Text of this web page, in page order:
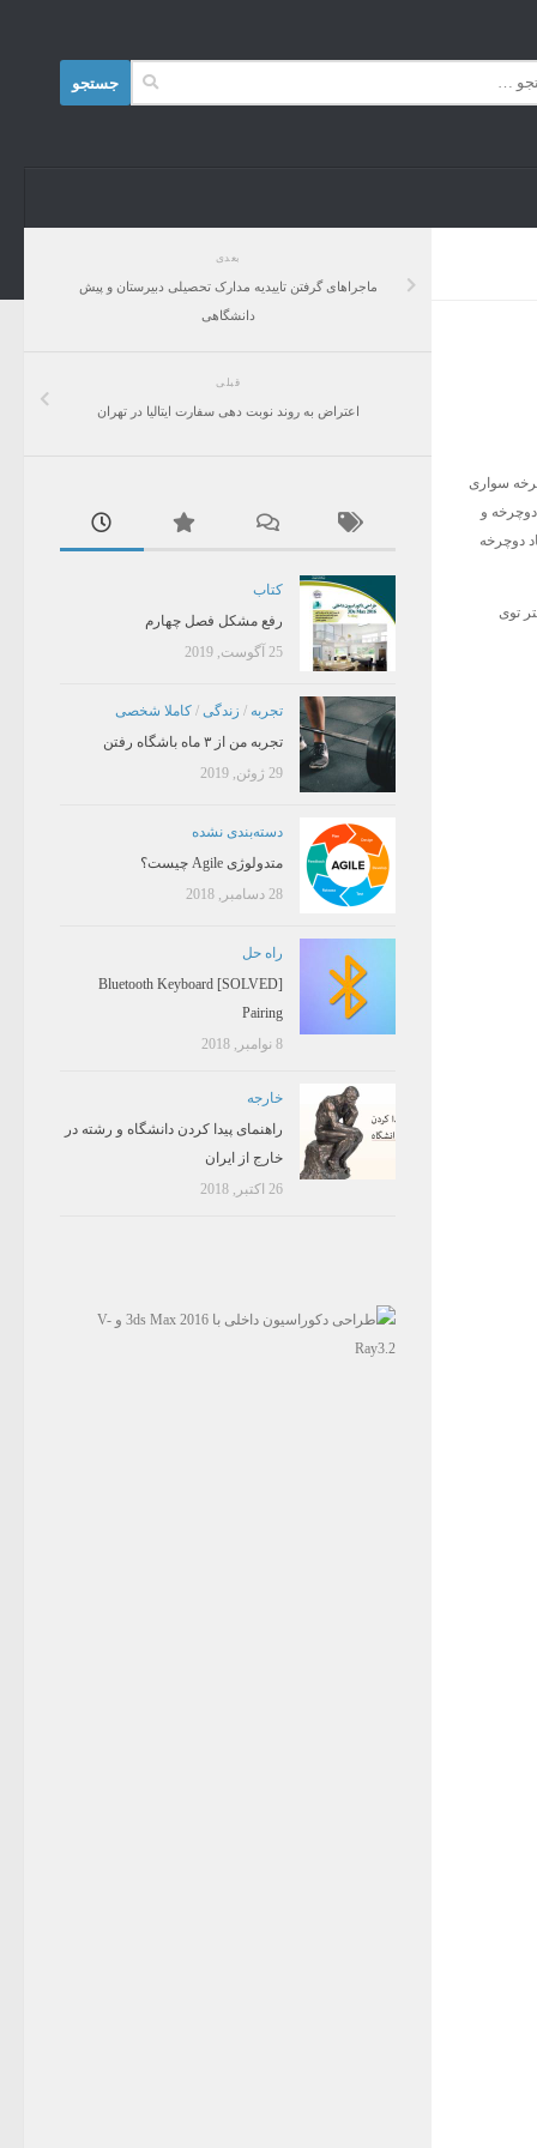
برای:
سواری
و
دوچرخه
توی
بعدی
ماجراهای گرفتن تاییدیه مدارک تحصیلی دبیرستان و پیش
دانشگاهی
قبلی
اعتراض به روند نوبت دهی سفارت ایتالیا در تهران
کتاب
رفع مشکل فصل چهارم
25 آگوست, 2019
تجربه / زندگی / کاملا شخصی
تجربه من از ۳ ماه باشگاه رفتن
29 ژوئن, 2019
دسته‌بندی نشده
متدولوژی Agile چیست؟
28 دسامبر, 2018
راه حل
[SOLVED] Bluetooth Keyboard
Pairing
8 نوامبر, 2018
خارجه
راهنمای پیدا کردن دانشگاه و رشته در
خارج از ایران
26 اکتبر, 2018